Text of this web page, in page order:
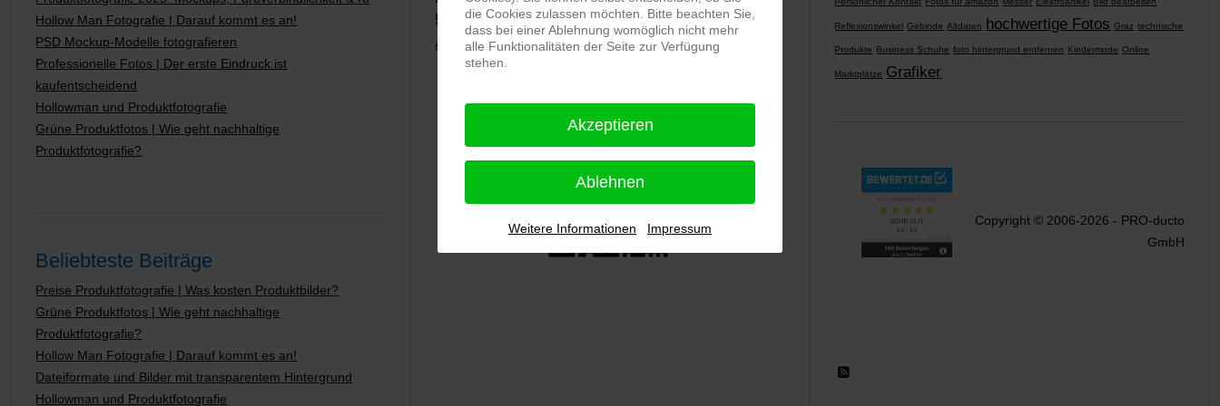
Hollow Man Fotografie | Darauf kommt es an!
PSD Mockup-Modelle fotografieren
Professionelle Fotos | Der erste Eindruck ist
kaufentscheidend
Hollowman und Produktfotografie
Grüne Produktfotos | Wie geht nachhaltige
Produktfotografie?
Beliebteste Beiträge
Preise Produktfotografie | Was kosten Produktbilder?
Grüne Produktfotos | Wie geht nachhaltige
Produktfotografie?
Hollow Man Fotografie | Darauf kommt es an!
Dateiformate und Bilder mit transparentem Hintergrund
Hollowman und Produktfotografie
5,0 ⭐⭐⭐⭐⭐bei 144 Google-Rezensionen (Stand 02.01.2026)
Alle Rezensionen ansehen|Bewertung abgeben
Reflexionswinkel Gebinde Altdaten hochwertige Fotos Graz technische
Produkte Business Schuhe foto hintergrund entfernen Kindermode Online
Marktplätze Grafiker
Copyright © 2006-2026 - PRO-ducto
GmbH
die Cookies zulassen möchten. Bitte beachten Sie,
dass bei einer Ablehnung womöglich nicht mehr
alle Funktionalitäten der Seite zur Verfügung
stehen.
Akzeptieren
Ablehnen
Weitere Informationen Impressum